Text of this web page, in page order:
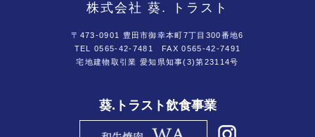
株式会社 葵. トラスト
〒473-0901 豊田市御幸本町7丁目300番地6
TEL 0565-42-7481
FAX 0565-42-7491
宅地建物取引業 愛知県知事(3)第23114号
葵.トラスト飲食事業